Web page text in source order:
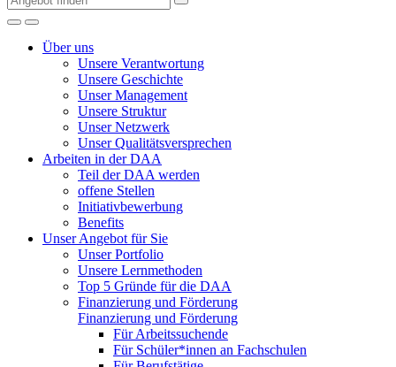
Über uns
Unsere Verantwortung
Unsere Geschichte
Unser Management
Unsere Struktur
Unser Netzwerk
Unser Qualitätsversprechen
Arbeiten in der DAA
Teil der DAA werden
offene Stellen
Initiativbewerbung
Benefits
Unser Angebot für Sie
Unser Portfolio
Unsere Lernmethoden
Top 5 Gründe für die DAA
Finanzierung und Förderung
Finanzierung und Förderung
Für Arbeitssuchende
Für Schüler*innen an Fachschulen